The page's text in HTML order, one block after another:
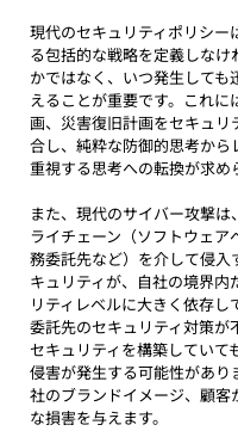
現代のセキュリティポリシ
る包括的な戦略を定義しな
かではなく、いつ発生して
えることが重要です。これ
画、災害復旧計画をセキュ
合し、純粋な防御的思考か
重視する思考への転換が求め
また、現代のサイバー攻撃
ライチェーン（ソフトウェ
務委託先など）を介して侵入
キュリティが、自社の境界
リティレベルに大きく依存し
委託先のセキュリティ対策
セキュリティを構築していて
侵害が発生する可能性があ
社のブランドイメージ、顧
な損害を与えます。